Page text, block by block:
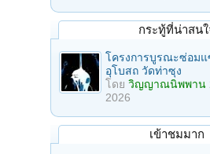
กระทู้ที่น่าสนใ
โครงการบูรณะซ่อม
อุโบสถ วัดท่าซุง
โดย วิญญาณนิพพาน
2026
เข้าชมมาก